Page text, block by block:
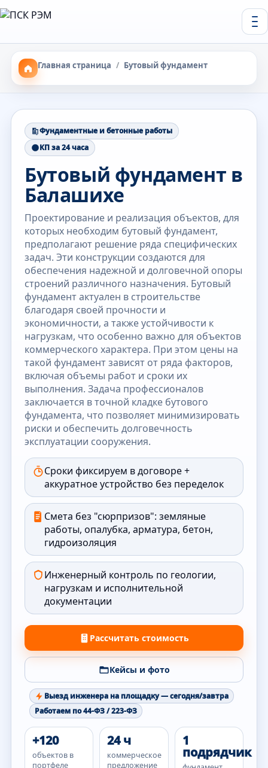
Главная страница / Бутовый фундамент
Фундаментные и бетонные работы
КП за 24 часа
Бутовый фундамент в
Балашихе
Проектирование и реализация объектов, для
которых необходим бутовый фундамент,
предполагают решение ряда специфических
задач. Эти конструкции создаются для
обеспечения надежной и долговечной опоры
строений различного назначения. Бутовый
фундамент актуален в строительстве
благодаря своей прочности и
экономичности, а также устойчивости к
нагрузкам, что особенно важно для объектов
коммерческого характера. При этом цены на
такой фундамент зависят от ряда факторов,
включая объемы работ и сроки их
выполнения. Задача профессионалов
заключается в точной кладке бутового
фундамента, что позволяет минимизировать
риски и обеспечить долговечность
эксплуатации сооружения.
Сроки фиксируем в договоре +
аккуратное устройство без переделок
Смета без "сюрпризов": земляные
работы, опалубка, арматура, бетон,
гидроизоляция
Инженерный контроль по геологии,
нагрузкам и исполнительной
документации
Рассчитать стоимость
Кейсы и фото
Выезд инженера на площадку — сегодня/завтра
Работаем по 44-ФЗ / 223-ФЗ
+120
объектов в
портфеле
24 ч
коммерческое
предложение
1
подрядчик